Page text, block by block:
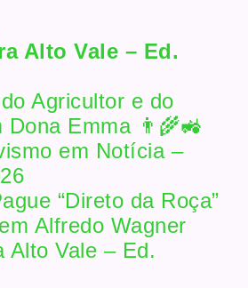
Alto Vale – Ed.
Agricultor e do
Dona Emma 👨‍🌾🚜
em Notícia –
“Direto da Roça”
Alfredo Wagner
Alto Vale – Ed.